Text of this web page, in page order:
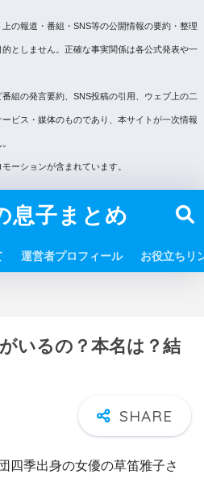
の報道・番組・SNS等の公開情報の要約・整理
としません。正確な事実関係は各公式発表や一
組の発言要約、SNS投稿の引用、ウェブ上の二
ビス・媒体のものであり、本サイトが一次情報
ーションが含まれています。
息子まとめ
運営者プロフィール お役立ちリ
いるの？本名は？結
四季出身の女優の草笛雅子さ